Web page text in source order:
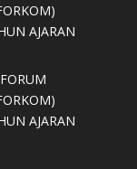
AJARAN
AJARAN